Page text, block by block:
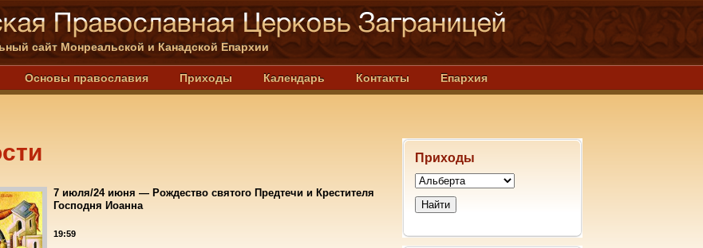
сайт Монреальской и Канадской Епархии
Основы православия Приходы Календарь Контакты Епархия
Приходы
7 июля/24 июня — Рождество святого Предтечи и Крестителя
Господня Иоанна
19:59